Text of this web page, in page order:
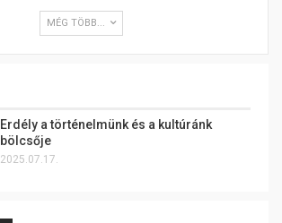
MÉG TÖBB...
Erdély a történelmünk és a kultúránk
bölcsője
2025.07.17.